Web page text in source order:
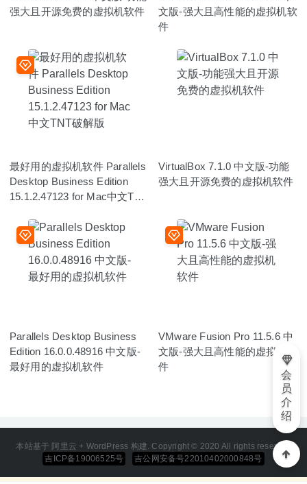
强大且开源免费的虚拟机软件
文版-强大且高性能的虚拟机软
件
最好用的虚拟机软件 Parallels
Desktop Business Edition
15.1.2.47123 for Mac中文TNT
VirtualBox 7.1.0 中文版-功能
强大且开源免费的虚拟机软件
Parallels Desktop Business
Edition 16.0.0.48916 中文版-
最好用的虚拟机软件
VMware Fusion Pro 11.5.6 中
文版-强大且高性能的虚拟机软
件
本站基于 阿里云 + WordPress 构建. Copyright © 2020 All rights reserved
吉ICP备19006525号
吉公网安备号22010402000848号
会
员
介
绍